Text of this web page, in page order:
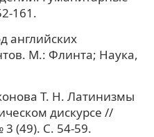
161.
английских
М.: Флинта; Наука,
Т. Н. Латинизмы
дискурсе //
(49). С. 54-59.